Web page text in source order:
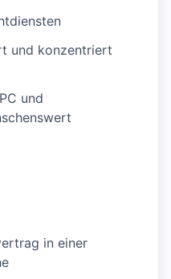
und konzentriert
und
in einer